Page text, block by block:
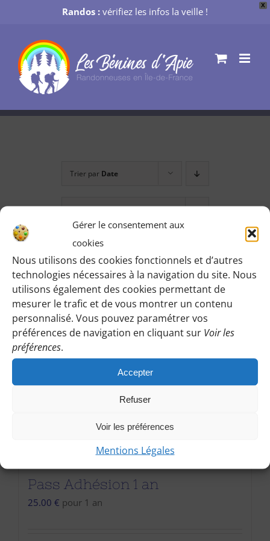
X
Randos : vérifiez les infos la veille !
Gérer le consentement aux
cookies
Nous utilisons des cookies fonctionnels et d’autres
technologies nécessaires à la navigation du site. Nous
utilisons également des cookies permettant de
mesurer le trafic et de vous montrer un contenu
personnalisé. Vous pouvez paramétrer vos
préférences de navigation en cliquant sur Voir les
préférences.
Accepter
Refuser
Voir les préférences
Mentions Légales
contenu
Trier par Date
Montrer24 produits
Pass Adhésion 1 an
25.00 € pour 1 an